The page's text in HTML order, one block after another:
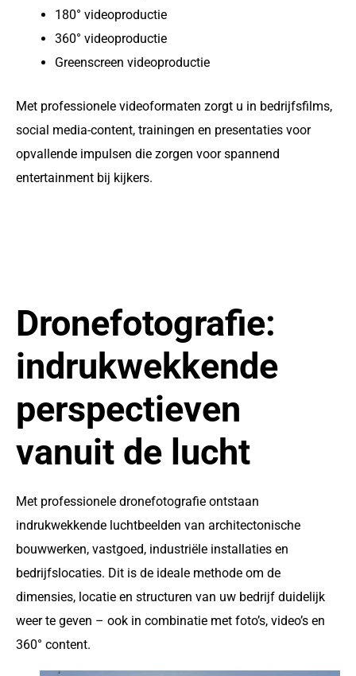
180° videoproductie
360° videoproductie
Greenscreen videoproductie
Met professionele videoformaten zorgt u in bedrijfsfilms,
social media-content, trainingen en presentaties voor
opvallende impulsen die zorgen voor spannend
entertainment bij kijkers.
Dronefotografie:
indrukwekkende
perspectieven
vanuit de lucht
Met professionele dronefotografie ontstaan
indrukwekkende luchtbeelden van architectonische
bouwwerken, vastgoed, industriële installaties en
bedrijfslocaties. Dit is de ideale methode om de
dimensies, locatie en structuren van uw bedrijf duidelijk
weer te geven – ook in combinatie met foto’s, video’s en
360° content.